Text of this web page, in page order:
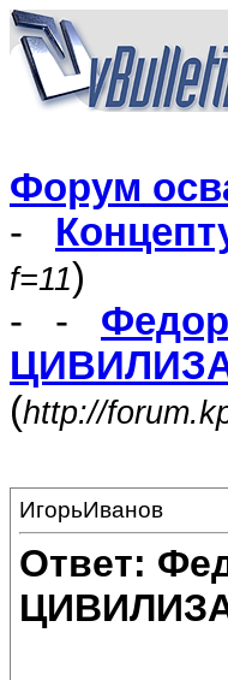
Форум
-
f=11)
- -
(http://
ИгорьИванов
Ответ: